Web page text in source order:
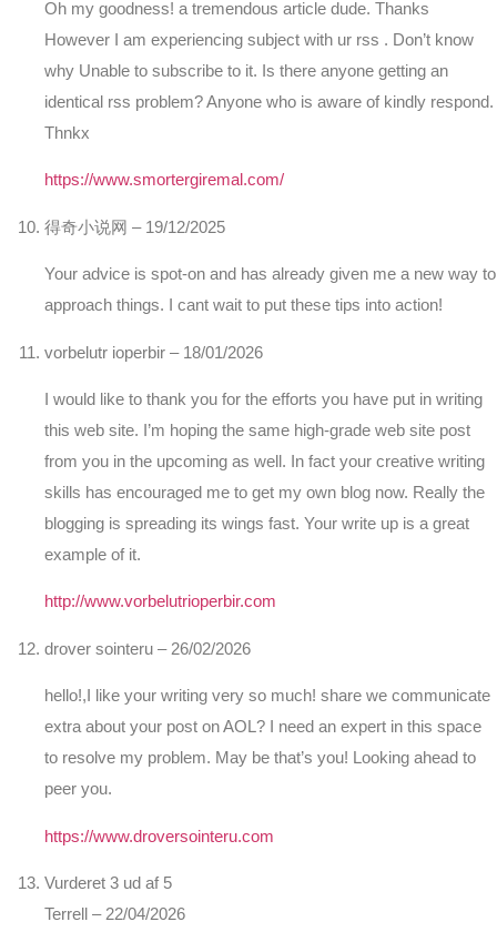
Oh my goodness! a tremendous article dude. Thanks
However I am experiencing subject with ur rss . Don’t know
why Unable to subscribe to it. Is there anyone getting an
identical rss problem? Anyone who is aware of kindly respond.
Thnkx
https://www.smortergiremal.com/
得奇小说网 – 19/12/2025
Your advice is spot-on and has already given me a new way to
approach things. I cant wait to put these tips into action!
vorbelutr ioperbir – 18/01/2026
I would like to thank you for the efforts you have put in writing
this web site. I’m hoping the same high-grade web site post
from you in the upcoming as well. In fact your creative writing
skills has encouraged me to get my own blog now. Really the
blogging is spreading its wings fast. Your write up is a great
example of it.
http://www.vorbelutrioperbir.com
drover sointeru – 26/02/2026
hello!,I like your writing very so much! share we communicate
extra about your post on AOL? I need an expert in this space
to resolve my problem. May be that’s you! Looking ahead to
peer you.
https://www.droversointeru.com
Vurderet 3 ud af 5
Terrell – 22/04/2026